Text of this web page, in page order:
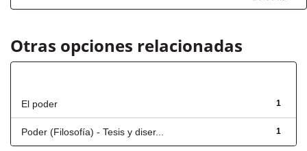
Otras opciones relacionadas
1
El poder
1
Poder (Filosofía) - Tesis y diser...